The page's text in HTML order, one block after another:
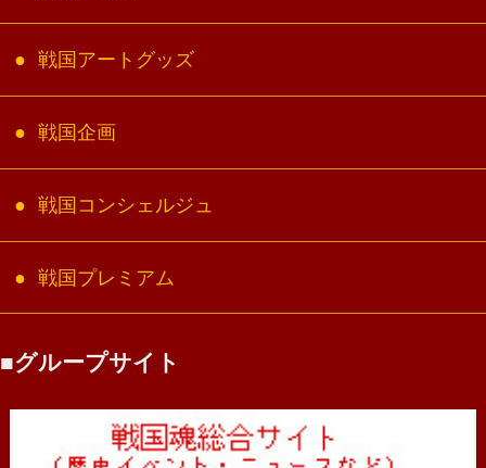
戦国アートグッズ
戦国企画
戦国コンシェルジュ
戦国プレミアム
グループサイト